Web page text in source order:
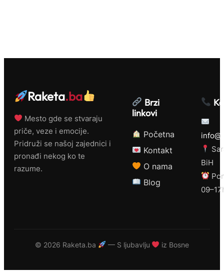
Raketa.ba
Mesto gde se stvaraju
priče, veze i emocije.
Pridruži se našoj zajednici i
pronađi nekog ko te
razume.
Brzi
linkovi
Početna
Kontakt
O nama
Blog
BiH
© 2026 Raketa.ba — S ljubavlju iz Bosne